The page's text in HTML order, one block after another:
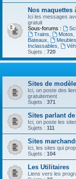
Nos maquettes
Ici les messages
gratuit
Sous-forums :
Trains
Motos
Bateaux
Meubles
Inclassables
Sujets : 720
Sites de
Ici, on poste des
gratuitement
Sujets : 371
Sites parlant
Ici, on poste les
Sujets : 111
Sites
Ici, les sites qui
Sujets : 104
Les Utilitaires
Liens vers les